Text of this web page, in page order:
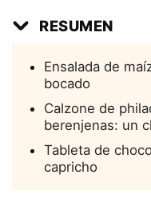
RESUMEN
Ensalada de
bocado
Calzone de
berenjenas: un
Tableta de
capricho